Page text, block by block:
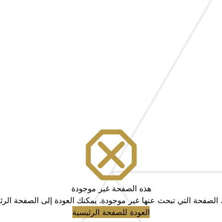
هذه الصفحة غير موجودة
الصفحة التي تبحث عنها غير موجودة. يمكنك العودة إلى الصفحة
العودة للصفحة الرئيسية